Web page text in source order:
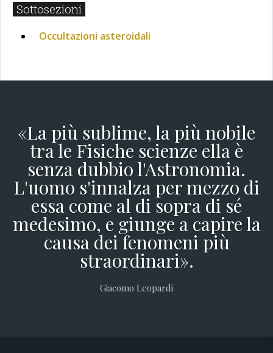
Sottosezioni
Occultazioni asteroidali
«La più sublime, la più nobile
tra le Fisiche scienze ella è
senza dubbio l'Astronomia.
L'uomo s'innalza per mezzo di
essa come al di sopra di sé
medesimo, e giunge a capire la
causa dei fenomeni più
straordinari».
Giacomo Leopardi